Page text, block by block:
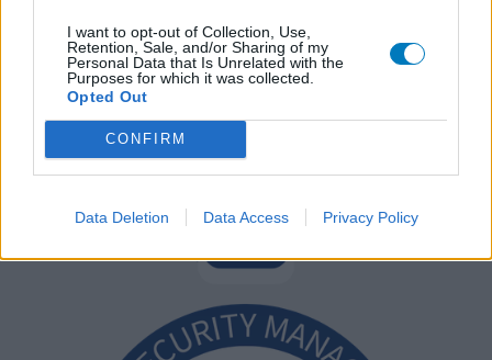
I want to opt-out of Collection, Use,
Retention, Sale, and/or Sharing of my
Personal Data that Is Unrelated with the
Purposes for which it was collected.
Opted Out
CONFIRM
Data Deletion Data Access Privacy Policy